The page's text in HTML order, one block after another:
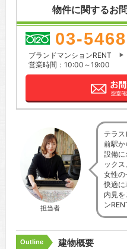
物件に関するお
03-
ブランドマンションRENT
営業時間：10:00～19:00
担当者
テラ
前駅か
設備に
ック
女性の
快適に
内見
ン
Outline 建物概要